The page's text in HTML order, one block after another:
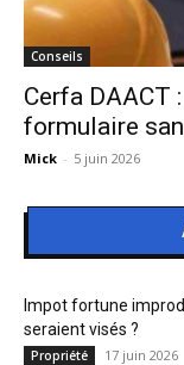
Conseils
Cerfa DAACT
formulaire
Mick - 5 juin 2026
Impot fortune
seraient visés ?
Propriété 17 juin 2026